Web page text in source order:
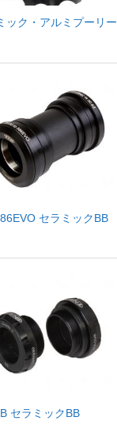
ック・アルミプーリー
セラミックBB
セラミックBB